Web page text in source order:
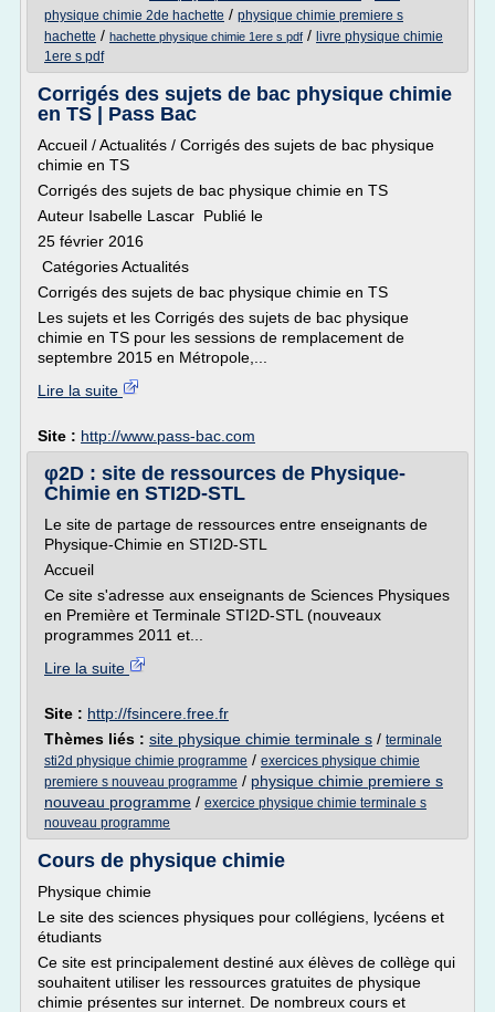
physique chimie 2de hachette / physique chimie premiere s
hachette / hachette physique chimie 1ere s pdf / livre physique chimie
1ere s pdf
Corrigés des sujets de bac physique chimie
en TS | Pass Bac
Accueil / Actualités / Corrigés des sujets de bac physique
chimie en TS
Corrigés des sujets de bac physique chimie en TS
Auteur Isabelle Lascar Publié le
25 février 2016
Catégories Actualités
Corrigés des sujets de bac physique chimie en TS
Les sujets et les Corrigés des sujets de bac physique
chimie en TS pour les sessions de remplacement de
septembre 2015 en Métropole,...
Lire la suite
Site : http://www.pass-bac.com
φ2D : site de ressources de Physique-
Chimie en STI2D-STL
Le site de partage de ressources entre enseignants de
Physique-Chimie en STI2D-STL
Accueil
Ce site s'adresse aux enseignants de Sciences Physiques
en Première et Terminale STI2D-STL (nouveaux
programmes 2011 et...
Lire la suite
Site : http://fsincere.free.fr
Thèmes liés : site physique chimie terminale s / terminale
sti2d physique chimie programme / exercices physique chimie
premiere s nouveau programme / physique chimie premiere s
nouveau programme / exercice physique chimie terminale s
nouveau programme
Cours de physique chimie
Physique chimie
Le site des sciences physiques pour collégiens, lycéens et
étudiants
Ce site est principalement destiné aux élèves de collège qui
souhaitent utiliser les ressources gratuites de physique
chimie présentes sur internet. De nombreux cours et